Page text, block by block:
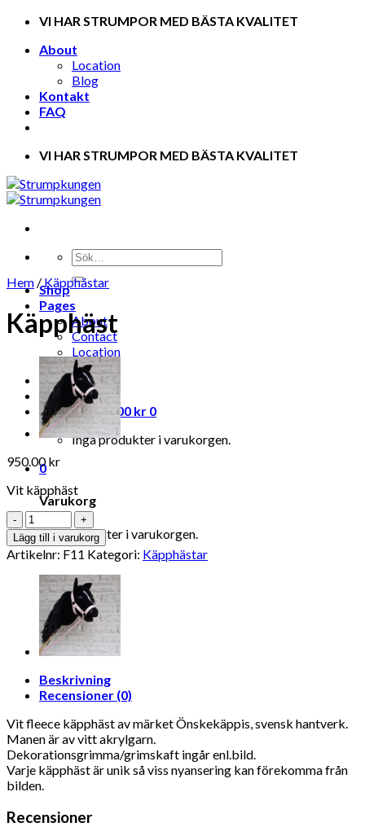
Skip
content
VI HAR STRUMPOR MED BÄSTA KVALITET
About
Location
Blog
Kontakt
FAQ
VI HAR STRUMPOR MED BÄSTA KVALITET
Shop
Pages
About
Contact
Location
Logga in
Varukorg / 0.00 kr 0
Inga produkter i varukorgen.
0
Varukorg
Inga produkter i varukorgen.
Hem /Käpphästar
Käpphäst
950.00kr
Vit käpphäst
Antal
Lägg till i varukorg
Artikelnr: F11 Kategori: Käpphästar
Beskrivning
Recensioner (0)
Vit fleece käpphäst av märket Önskekäppis, svensk hantverk.
Manen är av vitt akrylgarn.
Dekorationsgrimma/grimskaft ingår enl.bild.
Varje käpphäst är unik så viss nyansering kan förekomma från
bilden.
Recensioner